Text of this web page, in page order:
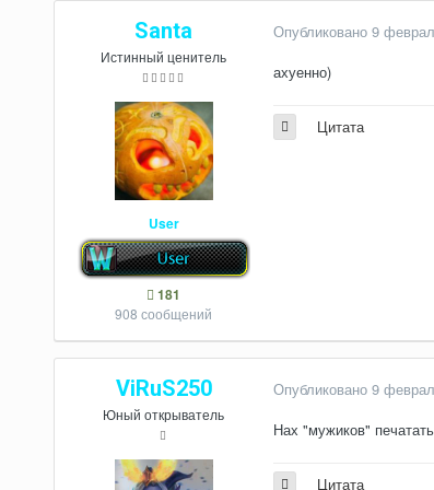
Santa
Истинный ценитель
User
181
908 сообщений
Опубликовано 9
ахуенно)
Цитата
ViRuS250
Юный открыватель
Опубликовано 9
Нах "мужиков"
Цитата